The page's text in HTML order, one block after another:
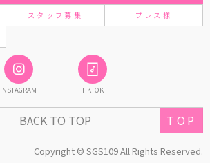
スタッフ募集 プレス様
INSTAGRAM TIKTOK
BACK TO TOP
Copyright © SGS109 All Rights Reserved.
TOP